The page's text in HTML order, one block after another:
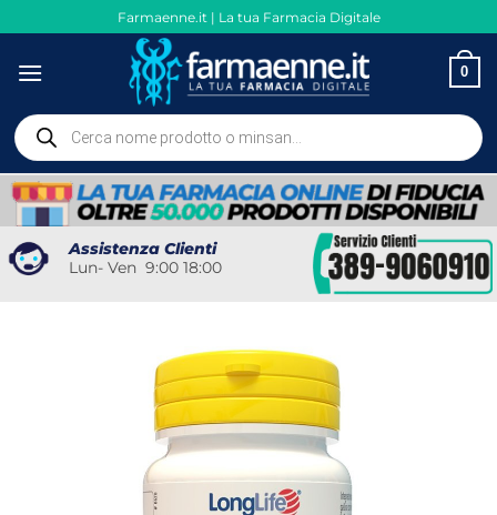
ai
contenuti
Farmaenne.it | La tua Farmacia Digitale
0
Ricerca
prodotti
Assistenza Clienti
Lun- Ven 9:00 18:00